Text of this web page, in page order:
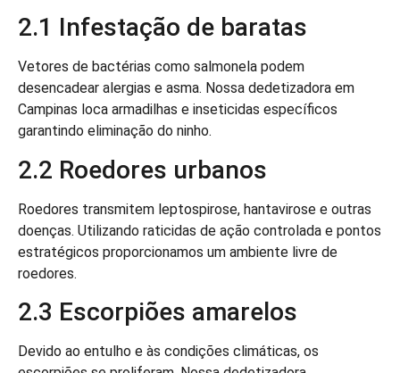
2.1 Infestação de baratas
Vetores de bactérias como salmonela podem
desencadear alergias e asma. Nossa dedetizadora em
Campinas loca armadilhas e inseticidas específicos
garantindo eliminação do ninho.
2.2 Roedores urbanos
Roedores transmitem leptospirose, hantavirose e outras
doenças. Utilizando raticidas de ação controlada e pontos
estratégicos proporcionamos um ambiente livre de
roedores.
2.3 Escorpiões amarelos
Devido ao entulho e às condições climáticas, os